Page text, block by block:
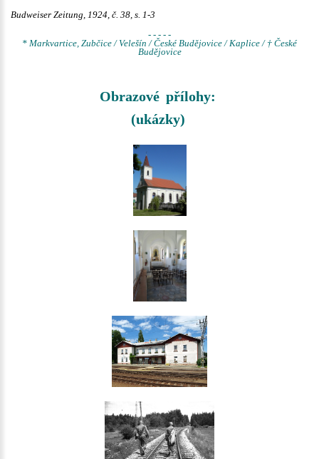
Budweiser Zeitung, 1924, č. 38, s. 1-3
- - - - -
* Markvartice, Zubčice / Velešín / České Budějovice / Kaplice / † České
Budějovice
Obrazové přílohy:
(ukázky)